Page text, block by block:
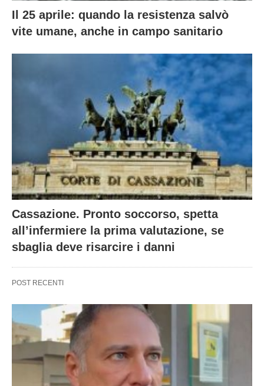
Il 25 aprile: quando la resistenza salvò
vite umane, anche in campo sanitario
Cassazione. Pronto soccorso, spetta
all’infermiere la prima valutazione, se
sbaglia deve risarcire i danni
POST RECENTI